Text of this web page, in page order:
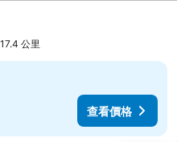
價格
公里
查看價格